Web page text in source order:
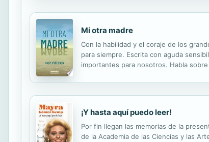
Mi otra madre
Con la habilidad y el coraje de los
para siempre. Escrita con aguda
importantes para nosotros. Habla
¡Y hasta aquí puedo leer!
Por fin llegan las memorias de la
de la Academia de las Ciencias y las